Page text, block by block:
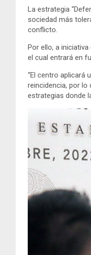
La estrategia
sociedad más
conflicto.
Por ello, a
el cual entrará en
“El centro aplicará
reincidencia, por
estrategias donde